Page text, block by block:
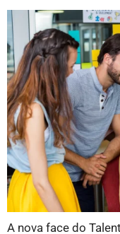
A nova face do